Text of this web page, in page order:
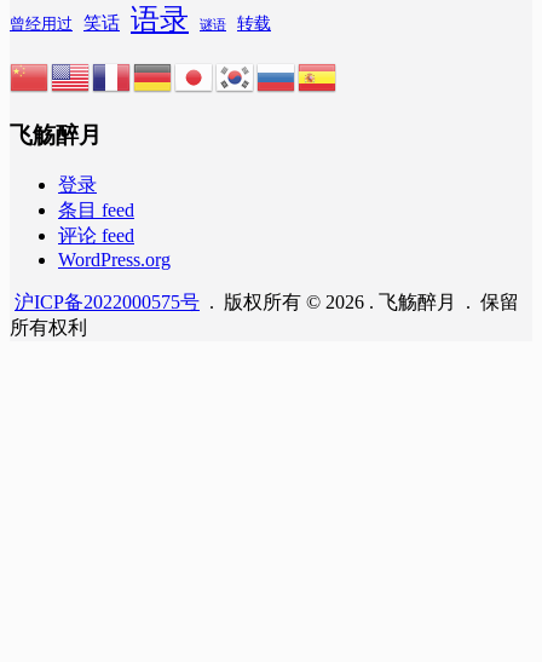
曾经用过 笑话 语录 谜语 转载
飞觞醉月
登录
条目 feed
评论 feed
WordPress.org
沪ICP备2022000575号 . 版权所有 © 2026 . 飞觞醉月 . 保留
所有权利